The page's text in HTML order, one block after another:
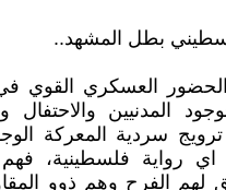
بطل المشهد..
العسكري القوي
المدنيين
سردية المعركة
اي رواية فلسطينية،
الفرح وهم ذوو